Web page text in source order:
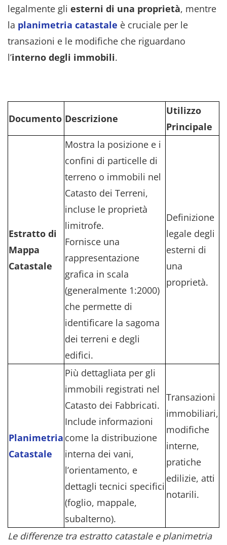
legalmente gli esterni di una proprietà, mentre
la planimetria catastale è cruciale per le
transazioni e le modifiche che riguardano
l’interno degli immobili.
Documento Descrizione
Utilizzo
Principale
Estratto di
Mappa
Catastale
Mostra la posizione e i
confini di particelle di
terreno o immobili nel
Catasto dei Terreni,
incluse le proprietà
limitrofe.
Fornisce una
rappresentazione
grafica in scala
(generalmente 1:2000)
che permette di
identificare la sagoma
dei terreni e degli
edifici.
Definizione
legale degli
esterni di
una
proprietà.
Planimetria
Catastale
Più dettagliata per gli
immobili registrati nel
Catasto dei Fabbricati.
Include informazioni
come la distribuzione
interna dei vani,
l’orientamento, e
dettagli tecnici specifici
(foglio, mappale,
subalterno).
Transazioni
immobiliari,
modifiche
interne,
pratiche
edilizie, atti
notarili.
Le differenze tra estratto catastale e planimetria